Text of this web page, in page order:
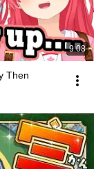
9:08
Then